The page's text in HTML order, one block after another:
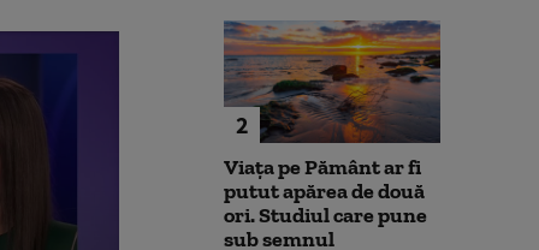
2
Viața pe Pământ ar fi
putut apărea de două
ori. Studiul care pune
sub semnul